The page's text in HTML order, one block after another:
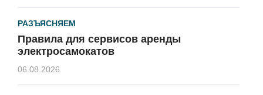
РАЗЪЯСНЯЕМ
Правила для сервисов аренды
электросамокатов
06.08.2026